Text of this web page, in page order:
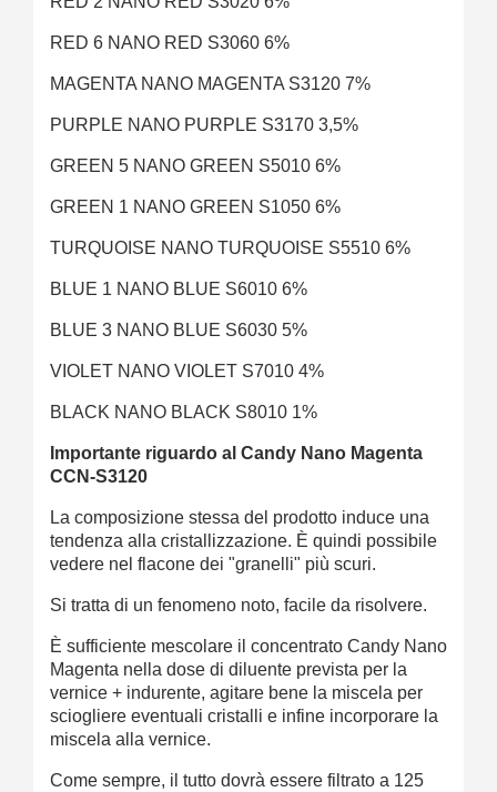
RED 6 NANO RED S3060 6%
MAGENTA NANO MAGENTA S3120 7%
PURPLE NANO PURPLE S3170 3,5%
GREEN 5 NANO GREEN S5010 6%
GREEN 1 NANO GREEN S1050 6%
TURQUOISE NANO TURQUOISE S5510 6%
BLUE 1 NANO BLUE S6010 6%
BLUE 3 NANO BLUE S6030 5%
VIOLET NANO VIOLET S7010 4%
BLACK NANO BLACK S8010 1%
Importante riguardo al Candy Nano Magenta
CCN-S3120
La composizione stessa del prodotto induce una
tendenza alla cristallizzazione. È quindi possibile
vedere nel flacone dei "granelli" più scuri.
Si tratta di un fenomeno noto, facile da risolvere.
È sufficiente mescolare il concentrato Candy Nano
Magenta nella dose di diluente prevista per la
vernice + indurente, agitare bene la miscela per
sciogliere eventuali cristalli e infine incorporare la
miscela alla vernice.
Come sempre, il tutto dovrà essere filtrato a 125